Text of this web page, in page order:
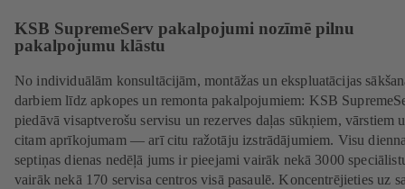
KSB SupremeServ pakalpojumi nozīmē pilnu
pakalpojumu klāstu
No individuālām konsultācijām, montāžas un ekspluatācijas
darbiem līdz apkopes un remonta pakalpojumiem: KSB
piedāvā visaptverošu servisu un rezerves daļas sūkņiem, vārstiem
citam aprīkojumam — arī citu ražotāju izstrādājumiem. Visu
septiņas dienas nedēļā jums ir pieejami vairāk nekā 3000
vairāk nekā 170 servisa centros visā pasaulē. Koncentrējieties uz